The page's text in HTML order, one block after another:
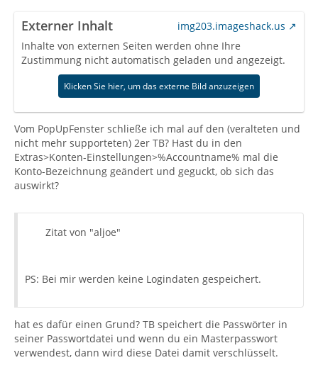
Externer Inhalt
img203.imageshack.us
Inhalte von externen Seiten werden ohne Ihre
Zustimmung nicht automatisch geladen und angezeigt.
Klicken Sie hier, um das externe Bild anzuzeigen
Vom PopUpFenster schließe ich mal auf den (veralteten und
nicht mehr supporteten) 2er TB? Hast du in den
Extras>Konten-Einstellungen>%Accountname% mal die
Konto-Bezeichnung geändert und geguckt, ob sich das
auswirkt?
Zitat von "aljoe"
PS: Bei mir werden keine Logindaten gespeichert.
hat es dafür einen Grund? TB speichert die Passwörter in
seiner Passwortdatei und wenn du ein Masterpasswort
verwendest, dann wird diese Datei damit verschlüsselt.